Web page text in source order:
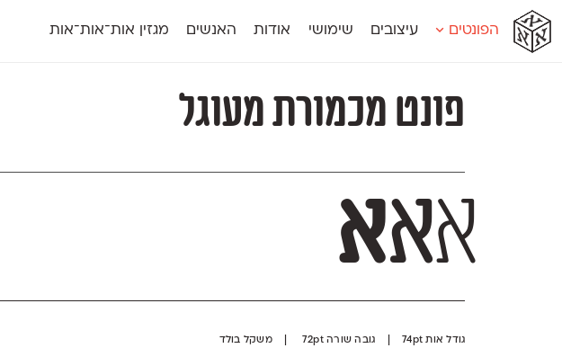
אא
אא
א
א
הפונטים עיצובים שימושי אודות האנשים מגזין אות־אות־אות
אינדקס
אינדקס מונו
אנומליה
אסימון דו־לשוני
מכמורת
מכמורת מעוגל
פונט מכמורת מעוגל
אאא
גודל אות 74pt | גובה שורה 72pt | משקל בולד